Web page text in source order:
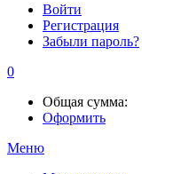
Войти
Регистрация
Забыли пароль?
0
Общая сумма:
Оформить
Меню